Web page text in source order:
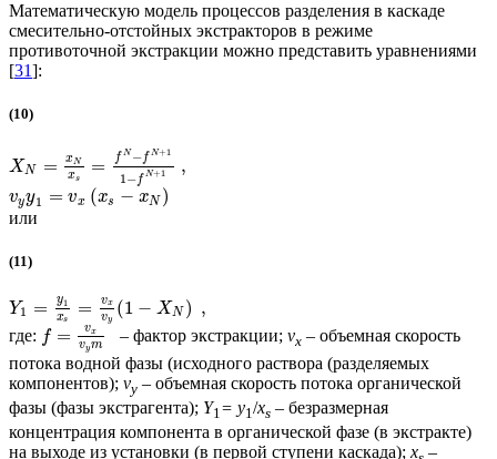
Математическую модель процессов разделения в каскаде
смесительно-отстойных экстракторов в режиме
противоточной экстракции можно представить уравнениями
[31]:
(10)
XN = xN
xs
= f N −f N+1
1 −f N+1 ,
vyy1 = vx (xs − xN )
или
(11)
Y1 = y1
xs
= vx
vy
(1 − XN ) ,
где: f = vx
vym – фактор экстракции;vx – объемная скорость
потока водной фазы (исходного раствора (разделяемых
компонентов); vy – объемная скорость потока органической
фазы (фазы экстрагента); Y1= y1/xs – безразмерная
концентрация компонента в органической фазе (в экстракте)
на выходе из установки (в первой ступени каскада); x –